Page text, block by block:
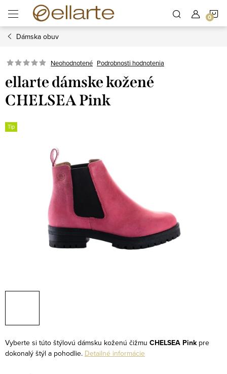
obsah
Dámska obuv
Neohodnotené Podrobnosti hodnotenia
ellarte dámske kožené
CHELSEA Pink
Tip
Vyberte si túto štýlovú dámsku koženú čižmu CHELSEA Pink pre
dokonalý štýl a pohodlie. Detailné informácie